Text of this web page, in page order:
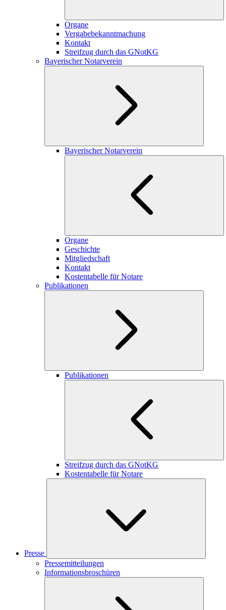
Organe
Vergabebekanntmachung
Kontakt
Streifzug durch das GNotKG
Bayerischer Notarverein
Bayerischer Notarverein
Organe
Geschichte
Mitgliedschaft
Kontakt
Kostentabelle für Notare
Publikationen
Publikationen
Streifzug durch das GNotKG
Kostentabelle für Notare
Presse
Pressemitteilungen
Informationsbroschüren